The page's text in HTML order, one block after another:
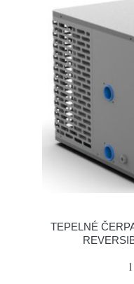
TEPELNÉ